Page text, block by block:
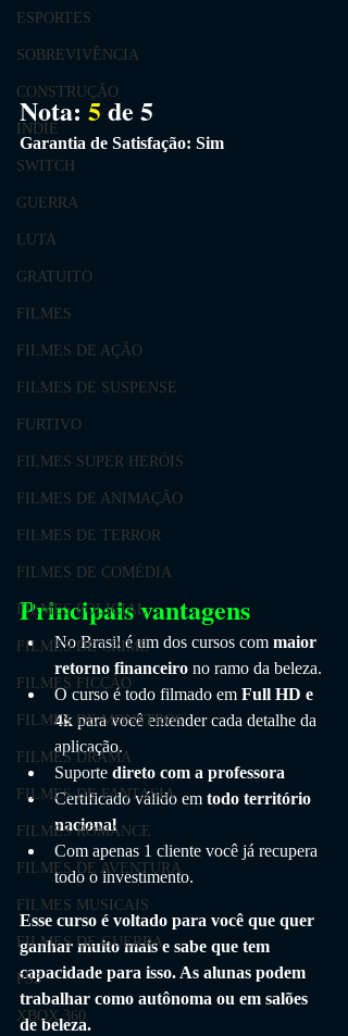
ESPORTES
SOBREVIVÊNCIA
CONSTRUÇÃO
INDIE
SWITCH
GUERRA
LUTA
GRATUITO
FILMES
FILMES DE AÇÃO
FILMES DE SUSPENSE
FURTIVO
FILMES SUPER HERÓIS
FILMES DE ANIMAÇÃO
FILMES DE TERROR
FILMES DE COMÉDIA
FILMES POLICIAL
FILMES DE CRIME
FILMES FICÇÃO
FILMES DE MONSTROS
FILMES DRAMA
FILMES DE FANTASIA
FILMES ROMANCE
FILMES DE AVENTURA
FILMES MUSICAIS
FILMES DE GUERRA
PS3
XBOX 360
Nota: 5 de 5
Garantia de Satisfação: Sim
Principais vantagens
No Brasil é um dos cursos com maior
retorno financeiro no ramo da beleza.
O curso é todo filmado em Full HD e
4k para você entender cada detalhe da
aplicação.
Suporte direto com a professora
Certificado válido em todo território
nacional
Com apenas 1 cliente você já recupera
todo o investimento.
Esse curso é voltado para você que quer
ganhar muito mais e sabe que tem
capacidade para isso. As alunas podem
trabalhar como autônoma ou em salões
de beleza.